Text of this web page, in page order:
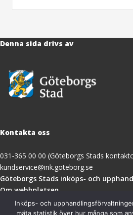
Denna sida drivs av
Kontakta oss
031-365 00 00 (Göteborgs Stads
kundservice@ink.goteborg.se
Göteborgs Stads inköps- och
Om webbplatsen
Tillgänglighetsredogörelse
Inköps- och
mäta statistik över hur många som